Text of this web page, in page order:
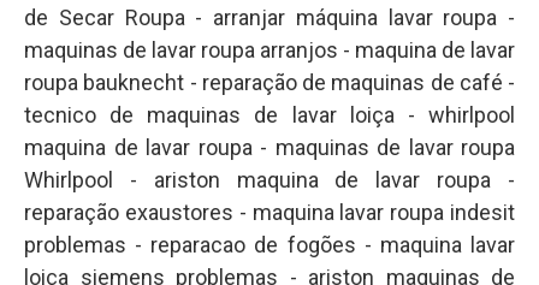
de Secar Roupa - arranjar máquina lavar roupa -
maquinas de lavar roupa arranjos - maquina de lavar
roupa bauknecht - reparação de maquinas de café -
tecnico de maquinas de lavar loiça - whirlpool
maquina de lavar roupa - maquinas de lavar roupa
Whirlpool - ariston maquina de lavar roupa -
reparação exaustores - maquina lavar roupa indesit
problemas - reparacao de fogões - maquina lavar
loiça siemens problemas - ariston maquinas de